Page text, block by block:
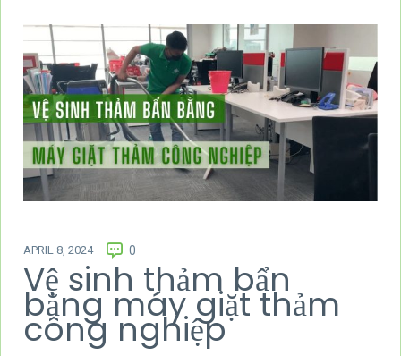
APRIL 8, 2024 0
Vệ sinh thảm bẩn
bằng máy giặt thảm
công nghiệp